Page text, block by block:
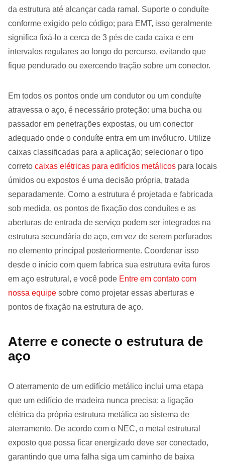
da estrutura até alcançar cada ramal. Suporte o conduíte
conforme exigido pelo código; para EMT, isso geralmente
significa fixá-lo a cerca de 3 pés de cada caixa e em
intervalos regulares ao longo do percurso, evitando que
fique pendurado ou exercendo tração sobre um conector.
Em todos os pontos onde um condutor ou um conduíte
atravessa o aço, é necessário proteção: uma bucha ou
passador em penetrações expostas, ou um conector
adequado onde o conduíte entra em um invólucro. Utilize
caixas classificadas para a aplicação; selecionar o tipo
correto caixas elétricas para edifícios metálicos para locais
úmidos ou expostos é uma decisão própria, tratada
separadamente. Como a estrutura é projetada e fabricada
sob medida, os pontos de fixação dos conduítes e as
aberturas de entrada de serviço podem ser integrados na
estrutura secundária de aço, em vez de serem perfurados
no elemento principal posteriormente. Coordenar isso
desde o início com quem fabrica sua estrutura evita furos
em aço estrutural, e você pode Entre em contato com
nossa equipe sobre como projetar essas aberturas e
pontos de fixação na estrutura de aço.
Aterre e conecte o estrutura de
aço
O aterramento de um edifício metálico inclui uma etapa
que um edifício de madeira nunca precisa: a ligação
elétrica da própria estrutura metálica ao sistema de
aterramento. De acordo com o NEC, o metal estrutural
exposto que possa ficar energizado deve ser conectado,
garantindo que uma falha siga um caminho de baixa